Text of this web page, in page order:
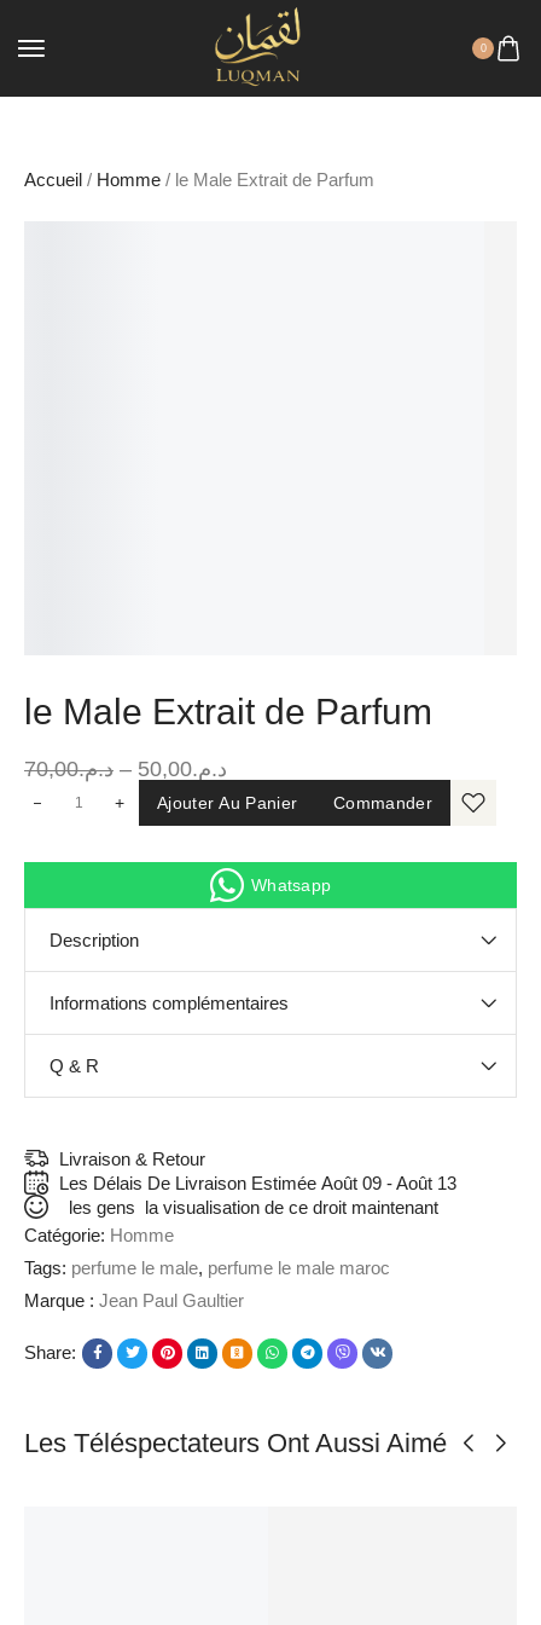
0
Accueil / Homme / le Male Extrait de Parfum
le Male Extrait de Parfum
د.م.70,00 – د.م.50,00
+ Ajouter Au Panier Commander
Whatsapp
Description
Informations complémentaires
Q & R
Livraison & Retour
Les Délais De Livraison Estimée Août 09 - Août 13
les gens la visualisation de ce droit maintenant
Catégorie: Homme
Tags: perfume le male, perfume le male maroc
Marque : Jean Paul Gaultier
Share:
Les Téléspectateurs Ont Aussi Aimé